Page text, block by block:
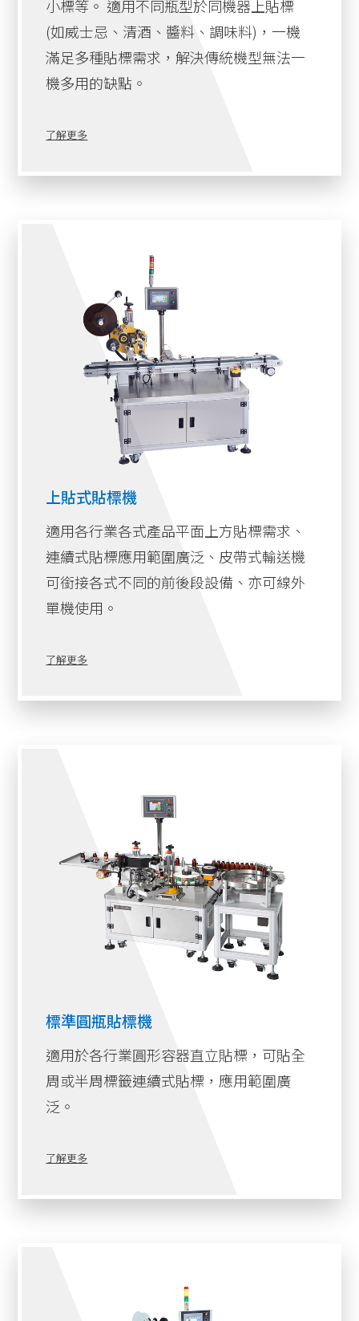
小標等。 適用不同瓶型於同機器上貼標
(如威士忌、清酒、醬料、調味料)，一機
滿足多種貼標需求，解決傳統機型無法一
機多用的缺點。
了解更多
上貼式貼標機
適用各行業各式產品平面上方貼標需求、
連續式貼標應用範圍廣泛、皮帶式輸送機
可銜接各式不同的前後段設備、亦可線外
單機使用。
了解更多
標準圓瓶貼標機
適用於各行業圓形容器直立貼標，可貼全
周或半周標籤連續式貼標，應用範圍廣
泛。
了解更多